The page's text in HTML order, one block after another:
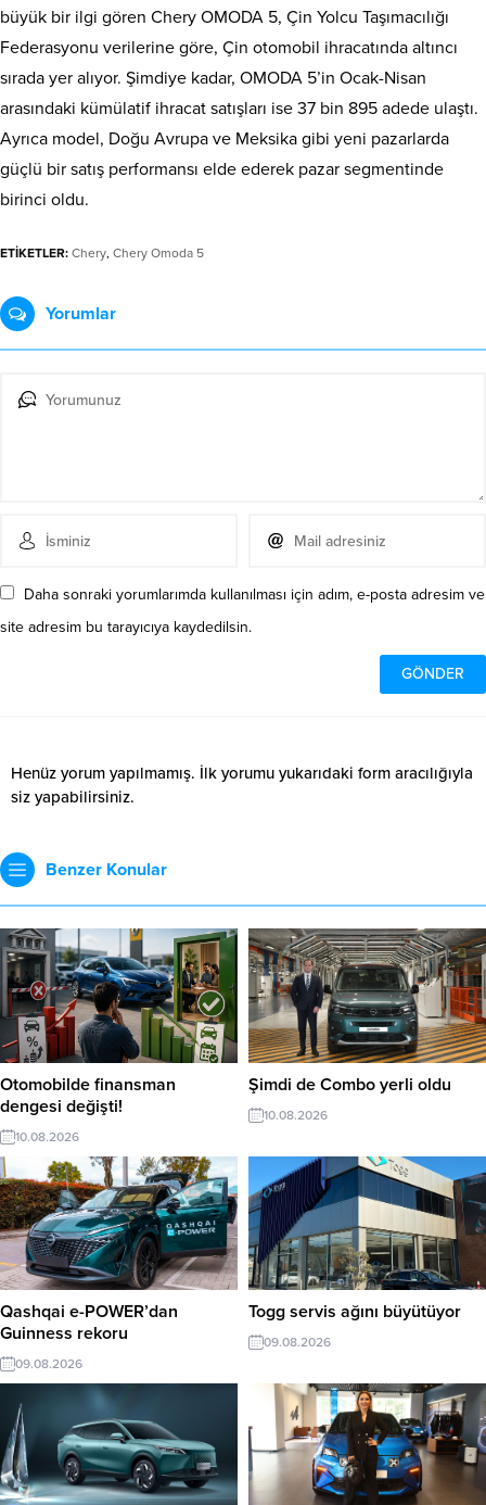
büyük bir ilgi gören Chery OMODA 5, Çin Yolcu Taşımacılığı
Federasyonu verilerine göre, Çin otomobil ihracatında altıncı
sırada yer alıyor. Şimdiye kadar, OMODA 5’in Ocak-Nisan
arasındaki kümülatif ihracat satışları ise 37 bin 895 adede ulaştı.
Ayrıca model, Doğu Avrupa ve Meksika gibi yeni pazarlarda
güçlü bir satış performansı elde ederek pazar segmentinde
birinci oldu.
ETİKETLER: Chery, Chery Omoda 5
Yorumlar
Daha sonraki yorumlarımda kullanılması için adım, e-posta adresim ve
site adresim bu tarayıcıya kaydedilsin.
Henüz yorum yapılmamış. İlk yorumu yukarıdaki form aracılığıyla
siz yapabilirsiniz.
Benzer Konular
Otomobilde finansman
dengesi değişti!
10.08.2026
Şimdi de Combo yerli oldu
10.08.2026
Qashqai e-POWER’dan
Guinness rekoru
09.08.2026
Togg servis ağını büyütüyor
09.08.2026